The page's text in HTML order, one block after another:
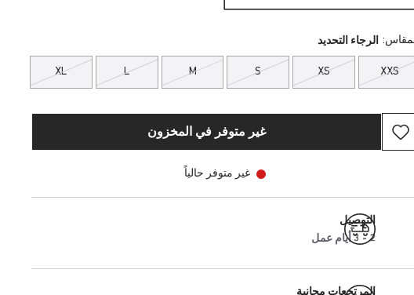
الرجاء التحديد
XXS
XS
S
M
L
XL
غير متوفر في المخزون
غير متوفر حالياً
التوصيل
2 - 3 أيام عمل
المرتجعات مجانية